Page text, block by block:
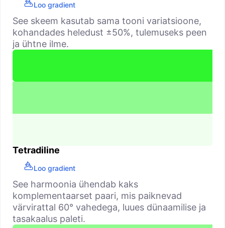
Loo gradient
See skeem kasutab sama tooni variatsioone,
kohandades heledust ±50%, tulemuseks peen
ja ühtne ilme.
Tetradiline
Loo gradient
See harmoonia ühendab kaks
komplementaarset paari, mis paiknevad
värvirattal 60° vahedega, luues dünaamilise ja
tasakaalus paleti.